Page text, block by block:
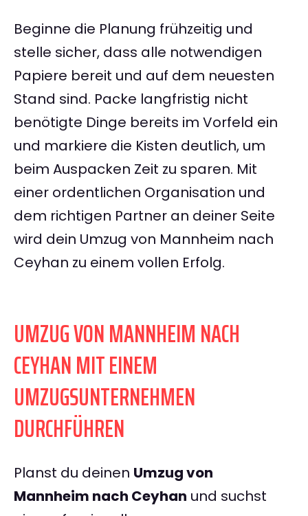
Beginne die Planung frühzeitig und
stelle sicher, dass alle notwendigen
Papiere bereit und auf dem neuesten
Stand sind. Packe langfristig nicht
benötigte Dinge bereits im Vorfeld ein
und markiere die Kisten deutlich, um
beim Auspacken Zeit zu sparen. Mit
einer ordentlichen Organisation und
dem richtigen Partner an deiner Seite
wird dein Umzug von Mannheim nach
Ceyhan zu einem vollen Erfolg.
UMZUG VON MANNHEIM NACH
CEYHAN MIT EINEM
UMZUGSUNTERNEHMEN
DURCHFÜHREN
Planst du deinen Umzug von
Mannheim nach Ceyhan und suchst